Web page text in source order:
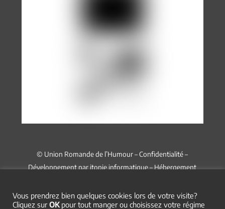
© Union Romande de l’Humour –Confidentialité–
Développement par itopie informatique– Hébergement
Vous prendrez bien quelques cookies lors de votre visite?
Cliquez surOKpour tout manger ou choisissez votre régime